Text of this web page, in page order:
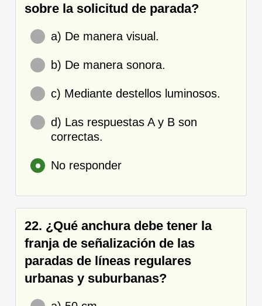
sobre la solicitud de parada?
a) De manera visual.
b) De manera sonora.
c) Mediante destellos luminosos.
d) Las respuestas A y B son
correctas.
No responder
22. ¿Qué anchura debe tener la
franja de señalización de las
paradas de líneas regulares
urbanas y suburbanas?